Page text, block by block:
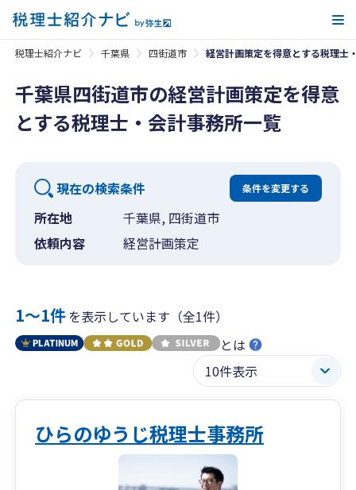
税理士紹介ナビ 千葉県 四街道市 経営計画策定を得意とする税理士
千葉県四街道市の経営計画策定を得意
とする税理士・会計事務所一覧
現在の検索条件 条件を変更する
所在地
千葉県, 四街道市
依頼内容
経営計画策定
1〜1件を表示しています（全1件）
とは
ひらのゆうじ税理士事務所